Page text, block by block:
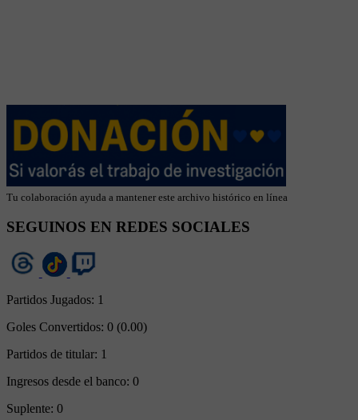
Tu colaboración ayuda a mantener este archivo histórico en línea
SEGUINOS EN REDES SOCIALES
Partidos Jugados: 1
Goles Convertidos: 0 (0.00)
Partidos de titular: 1
Ingresos desde el banco: 0
Suplente: 0